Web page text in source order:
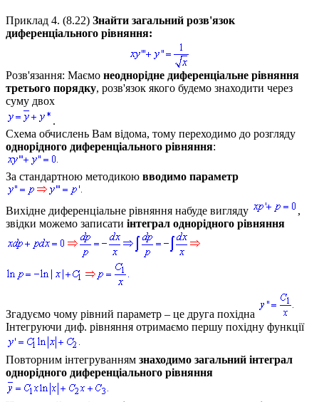
Приклад 4. (8.22) Знайти загальний розв'язок
диференціального рівняння:
Розв'язання: Маємо неоднорідне диференціальне рівняння
третього порядку, розв'язок якого будемо знаходити через
суму двох
.
Схема обчислень Вам відома, тому переходимо до розгляду
однорідного диференціального рівняння:
За стандартною методикою вводимо параметр
Вихідне диференціальне рівняння набуде вигляду
,
звідки можемо записати інтеграл однорідного рівняння
Згадуємо чому рівний параметр – це друга похідна
Інтегруючи диф. рівняння отримаємо першу похідну функції
Повторним інтегруванням знаходимо загальний інтеграл
однорідного диференціального рівняння